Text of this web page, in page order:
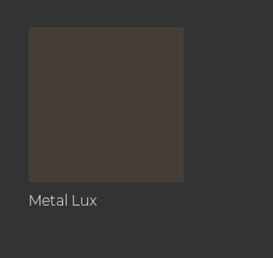
Metal Lux